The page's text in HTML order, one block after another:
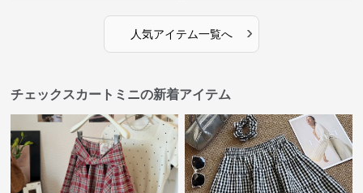
人気アイテム一覧へ ›
チェックスカートミニの新着アイテム